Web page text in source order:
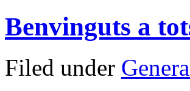
Benvinguts a
Filed under